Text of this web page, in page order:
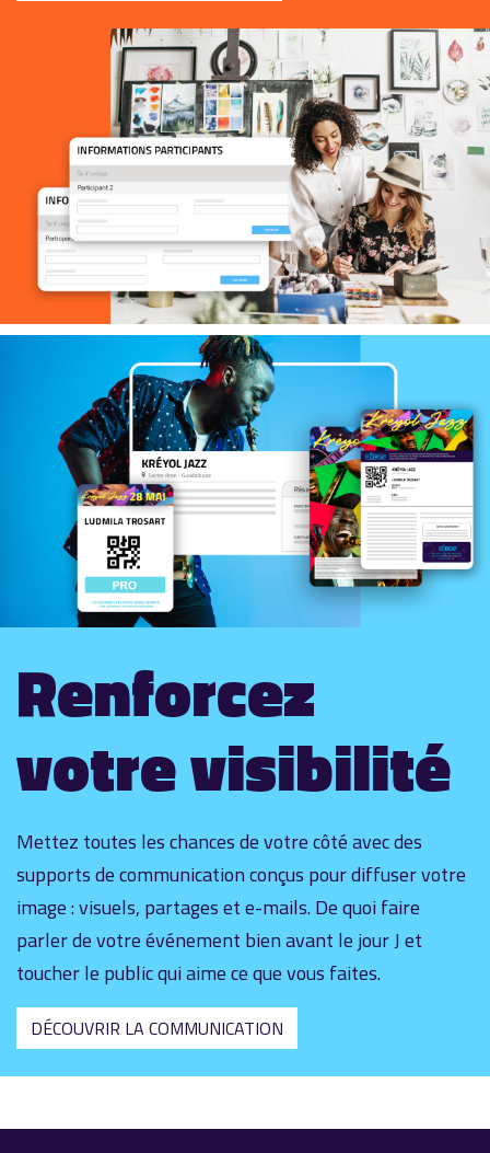
Renforcez
votre visibilité
Mettez toutes les chances de votre côté avec des
supports de communication conçus pour diffuser votre
image : visuels, partages et e-mails. De quoi faire
parler de votre événement bien avant le jour J et
toucher le public qui aime ce que vous faites.
DÉCOUVRIR LA COMMUNICATION